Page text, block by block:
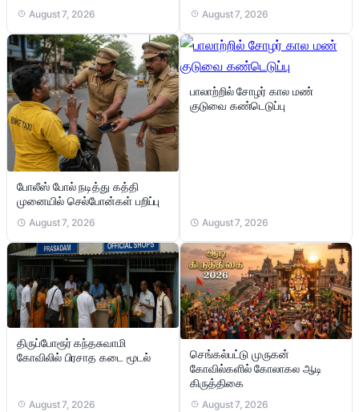
August 7, 2026 August 7, 2026
போலீஸ் போல் நடித்து கத்தி
முனையில் செல்போன்கள் பறிப்பு
August 7, 2026
பாலாற்றில் சோழர் கால மண்
குடுவை கண்டெடுப்பு
August 7, 2026
திருப்போரூர் கந்தசுவாமி
கோவிலில் பிரசாத கடை மூடல்
August 7, 2026
செங்கல்பட்டு முருகன்
கோவில்களில் கோலாகல ஆடி
கிருத்திகை
August 7, 2026